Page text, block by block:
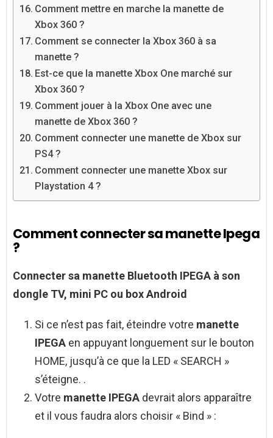
Comment mettre en marche la manette de
Xbox 360 ?
Comment se connecter la Xbox 360 à sa
manette ?
Est-ce que la manette Xbox One marché sur
Xbox 360 ?
Comment jouer à la Xbox One avec une
manette de Xbox 360 ?
Comment connecter une manette de Xbox sur
PS4 ?
Comment connecter une manette Xbox sur
Playstation 4 ?
Comment connecter sa manette Ipega
?
Connecter sa manette Bluetooth IPEGA à son
dongle TV, mini PC ou boxAndroid
Si ce n’est pas fait, éteindre votre manette
IPEGA en appuyant longuement sur le bouton
HOME, jusqu’à ce que la LED « SEARCH »
s’éteigne. .
Votre manette IPEGA devrait alors apparaître
et il vous faudra alors choisir « Bind » :